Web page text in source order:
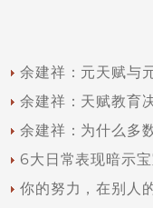
余建祥：元天赋与
余建祥：天赋教育
余建祥：为什么多
6大日常表现暗示
你的努力，在别人